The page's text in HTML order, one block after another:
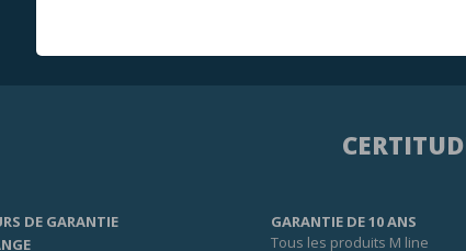
DE GARANTIE
GARANTIE DE 10 ANS
Tous les produits M line